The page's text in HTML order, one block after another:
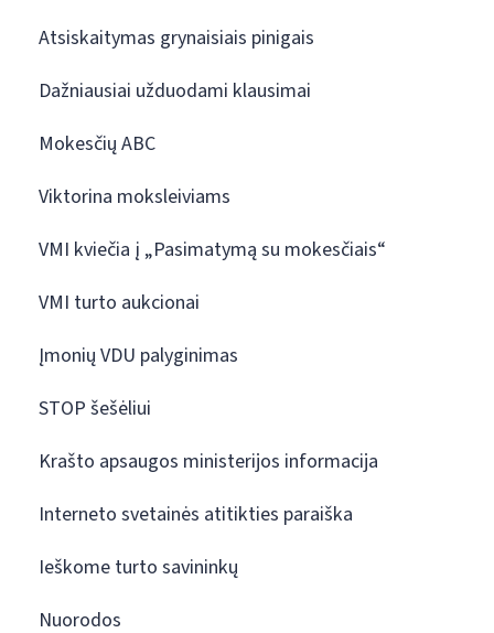
Atsiskaitymas grynaisiais pinigais
Dažniausiai užduodami klausimai
Mokesčių ABC
Viktorina moksleiviams
VMI kviečia į „Pasimatymą su mokesčiais“
VMI turto aukcionai
Įmonių VDU palyginimas
STOP šešėliui
Krašto apsaugos ministerijos informacija
Interneto svetainės atitikties paraiška
Ieškome turto savininkų
Nuorodos